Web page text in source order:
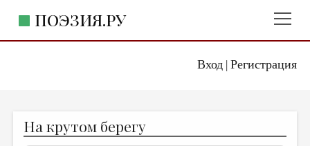
Вход| Регистрация
ПОЭЗИЯ.РУ
ЖАНРЫ
На крутом берегу